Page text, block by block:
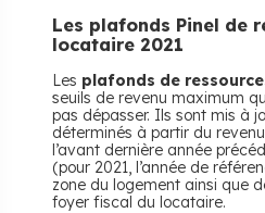
Les plafonds Pinel de
locataire 2021
Les plafonds de
seuils de revenu maximum
pas dépasser. Ils sont mis à
déterminés à partir du
l’avant dernière année
(pour 2021, l’année de
zone du logement ainsi que
foyer fiscal du locataire.